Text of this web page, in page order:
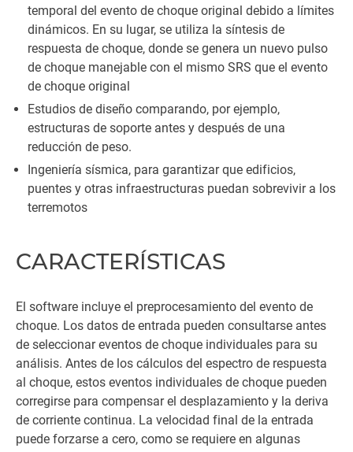
temporal del evento de choque original debido a límites
dinámicos. En su lugar, se utiliza la síntesis de
respuesta de choque, donde se genera un nuevo pulso
de choque manejable con el mismo SRS que el evento
de choque original
Estudios de diseño comparando, por ejemplo,
estructuras de soporte antes y después de una
reducción de peso.
Ingeniería sísmica, para garantizar que edificios,
puentes y otras infraestructuras puedan sobrevivir a los
terremotos
CARACTERÍSTICAS
El software incluye el preprocesamiento del evento de
choque. Los datos de entrada pueden consultarse antes
de seleccionar eventos de choque individuales para su
análisis. Antes de los cálculos del espectro de respuesta
al choque, estos eventos individuales de choque pueden
corregirse para compensar el desplazamiento y la deriva
de corriente continua. La velocidad final de la entrada
puede forzarse a cero, como se requiere en algunas